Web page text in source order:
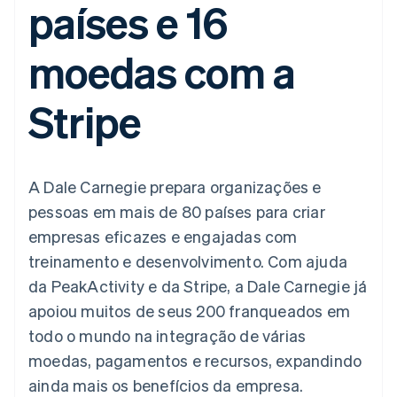
Formas de
pagamento
de 125
Terminal
presenciais
Authorization
de aceitação
Checkout
acelerado
Financial
Connections
Dados de
vinculadas
Recognition
Automação
contábil
Relatórios
personalizados
Product roadmap
Marketplaces
Gestão dos valores
Plataformas
SaaS
Por setor
Economia de criadores
Jogos
Hospitalidade, viagens
Seguros
Mídia e entretenimento
Organizações sem fins
lucrativos
Serviços profissionais
Setor público
Varejo
Gerenciar assinaturas
Ofereça cobrança por
uso
Emita cartões
respaldados por
stablecoins
serviços com agentes
Recursos
Integrações de
Exemplos de códigos
Blog de
desenvolvedores
Status da API
Plano de ação do
produto
Conferência anual das
sessões
Carreiras
Stripe Press
Contato
Fale com a equipe de
vendas
Seja um parceiro
países e 16
moedas com a
Stripe
A Dale Carnegie prepara organizações e
pessoas em mais de 80 países para criar
empresas eficazes e engajadas com
treinamento e desenvolvimento. Com ajuda
da PeakActivity e da Stripe, a Dale Carnegie já
apoiou muitos de seus 200 franqueados em
todo o mundo na integração de várias
moedas, pagamentos e recursos, expandindo
ainda mais os benefícios da empresa.